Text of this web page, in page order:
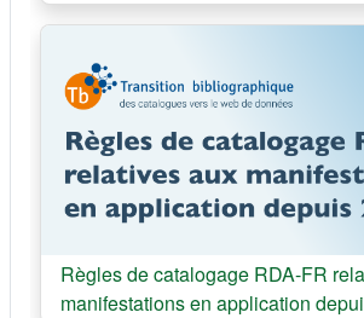
Cours:
Règles de catalogage RDA-FR
manifestations en application